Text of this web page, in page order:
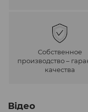
Собственное
производство –
качества
Відео